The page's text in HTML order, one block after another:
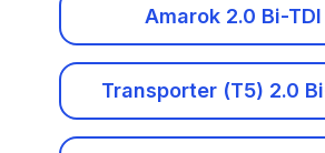
Benelli
Bentley
Bosch EDC16U1
Bosch EDC16U31
Amarok 2.0 Bi-TDI
Transporter (T5) 2.0